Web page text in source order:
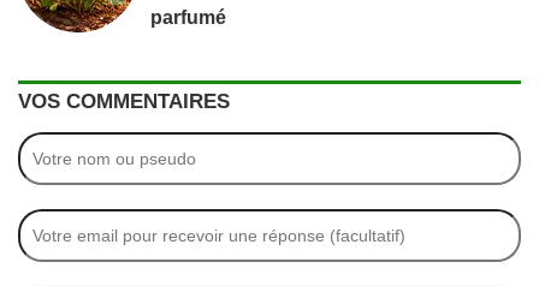
parfumé
VOS COMMENTAIRES